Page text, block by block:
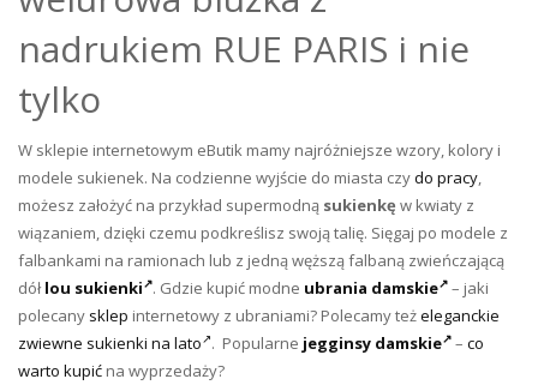
nadrukiem RUE PARIS i nie
tylko
W sklepie internetowym eButik mamy najróżniejsze wzory, kolory i
modele sukienek. Na codzienne wyjście do miasta czydo pracy,
możesz założyć na przykład supermodną sukienkę w kwiaty z
wiązaniem, dzięki czemu podkreślisz swoją talię. Sięgaj po modele z
falbankami na ramionach lub z jedną węższą falbaną zwieńczającą
dółlou sukienki . Gdzie kupić modne ubrania damskie
– jaki
polecany sklep internetowy z ubraniami? Polecamy teżeleganckie
zwiewne sukienki na lato . Popularne jegginsy damskie – co
warto kupić na wyprzedaży?